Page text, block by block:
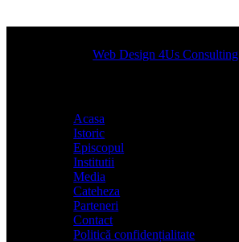
Designed byWeb Design 4Us Consulting
Acasa
Istoric
Episcopul
Institutii
Media
Cateheza
Parteneri
Contact
Politică confidențialitate